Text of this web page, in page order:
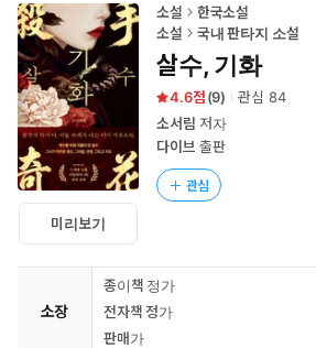
로
이
동
미리보기
소설
한국소설
소설
국내 판타지 소설
살수, 기화
4.6 (9) 관심 84
소서림 저자
다이브 출판
관심
소장
종이책 정가
전자책 정가
판매가